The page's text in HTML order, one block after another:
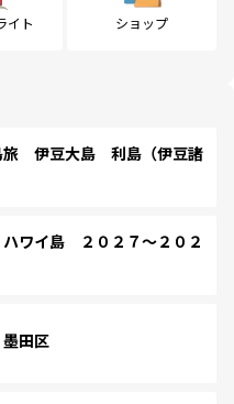
イト ショップ
伊豆大島 利島（伊豆諸
ワイ島 ２０２７～２０２
田区